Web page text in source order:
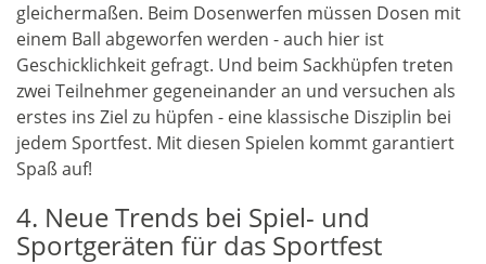
gleichermaßen. Beim Dosenwerfen müssen Dosen mit
einem Ball abgeworfen werden - auch hier ist
Geschicklichkeit gefragt. Und beim Sackhüpfen treten
zwei Teilnehmer gegeneinander an und versuchen als
erstes ins Ziel zu hüpfen - eine klassische Disziplin bei
jedem Sportfest. Mit diesen Spielen kommt garantiert
Spaß auf!
4. Neue Trends bei Spiel- und
Sportgeräten für das Sportfest